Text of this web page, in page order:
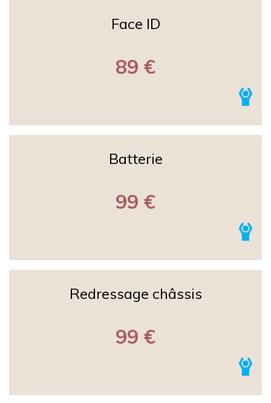
Face ID
89 €
Batterie
99 €
Redressage châssis
99 €